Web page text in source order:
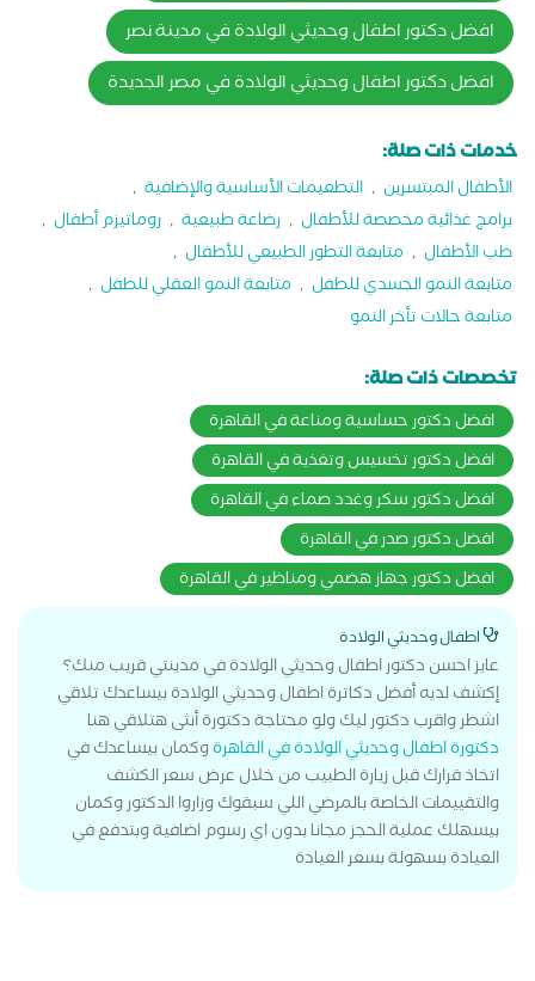
افضل دكتور اطفال وحديثي الولادة في مدينة نصر
افضل دكتور اطفال وحديثي الولادة في مصر الجديدة
خدمات ذات صلة:
الأطفال المبتسرين , التطعيمات الأساسية والإضافية ,
برامج غذائية مخصصة للأطفال , رضاعة طبيعية , روماتيزم أطفال ,
طب الأطفال , متابعة التطور الطبيعي للأطفال ,
متابعة النمو الجسدي للطفل , متابعة النمو العقلي للطفل ,
متابعة حالات تأخر النمو
تخصصات ذات صلة:
افضل دكتور حساسية ومناعة في القاهرة
افضل دكتور تخسيس وتغذية في القاهرة
افضل دكتور سكر وغدد صماء في القاهرة
افضل دكتور صدر في القاهرة
افضل دكتور جهاز هضمي ومناظير في القاهرة
اطفال وحديثي الولادة
عايز احسن دكتور اطفال وحديثي الولادة في مدينتي قريب منك؟
إكشف لديه أفضل دكاترة اطفال وحديثي الولادة بيساعدك تلاقي
اشطر واقرب دكتور ليك ولو محتاجة دكتورة أنثى هتلاقي هنا
دكتورة اطفال وحديثي الولادة في القاهرةوكمان بيساعدك في
اتخاذ قرارك قبل زيارة الطبيب من خلال عرض سعر الكشف
والتقييمات الخاصة بالمرضي اللي سبقوك وزاروا الدكتور وكمان
بيسهلك عملية الحجز مجانا بدون اي رسوم اضافية وبتدفع في
العيادة بسهولة بسعر العيادة